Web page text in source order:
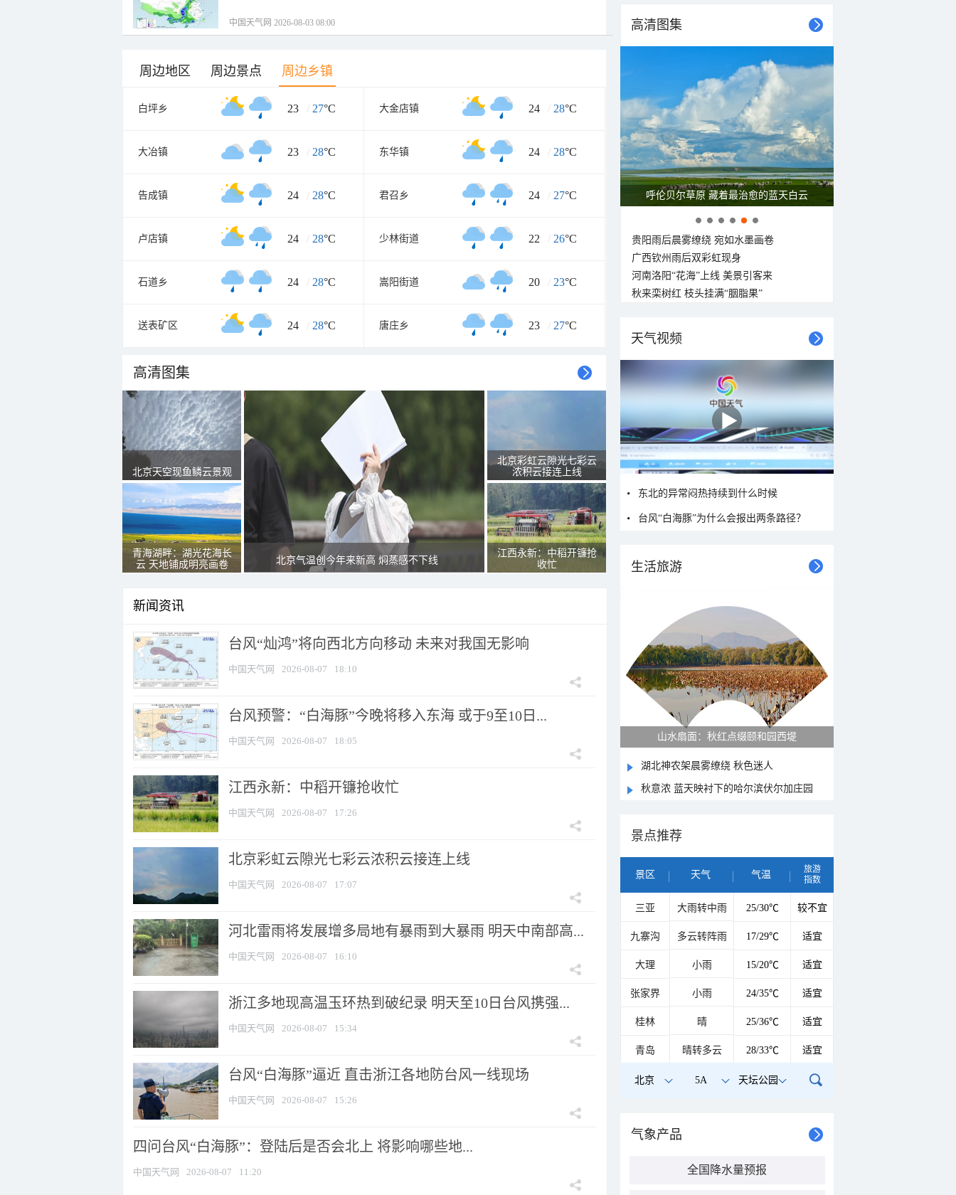
中国天气网 2026-08-03 08:00
周边地区 周边景点 周边乡镇
白坪乡 23 / 27°C 大金店镇 24 / 28°C
大冶镇 23 / 28°C 东华镇 24 / 28°C
告成镇 24 / 28°C 君召乡 24 / 27°C
卢店镇 24 / 28°C 少林街道 22 / 26°C
石道乡 24 / 28°C 嵩阳街道 20 / 23°C
送表矿区 24 / 28°C 唐庄乡 23 / 27°C
高清图集
北京天空现鱼鳞云景观
青海湖畔：湖光花海长
云 天地铺成明亮画卷
北京气温创今年来新高 焖蒸感不下线
北京彩虹云隙光七彩云
浓积云接连上线
江西永新：中稻开镰抢
收忙
新闻资讯
台风“灿鸿”将向西北方向移动 未来对我国无影响
中国天气网 2026-08-07 18:10
台风预警：“白海豚”今晚将移入东海 或于9至10日...
中国天气网 2026-08-07 18:05
江西永新：中稻开镰抢收忙
中国天气网 2026-08-07 17:26
北京彩虹云隙光七彩云浓积云接连上线
中国天气网 2026-08-07 17:07
河北雷雨将发展增多局地有暴雨到大暴雨 明天中南部高...
中国天气网 2026-08-07 16:10
浙江多地现高温玉环热到破纪录 明天至10日台风携强...
中国天气网 2026-08-07 15:34
台风“白海豚”逼近 直击浙江各地防台风一线现场
中国天气网 2026-08-07 15:26
四问台风“白海豚”：登陆后是否会北上 将影响哪些地...
中国天气网 2026-08-07 11:20
高清图集
呼伦贝尔草原 藏着最治愈的蓝天白云
贵阳雨后晨雾缭绕 宛如水墨画卷
广西钦州雨后双彩虹现身
河南洛阳“花海”上线 美景引客来
秋来栾树红 枝头挂满“胭脂果”
天气视频
东北的异常闷热持续到什么时候
台风“白海豚”为什么会报出两条路径？
生活旅游
山水扇面：秋红点缀颐和园西堤
湖北神农架晨雾缭绕 秋色迷人
秋意浓 蓝天映衬下的哈尔滨伏尔加庄园
景点推荐
景区 天气 气温
旅游
指数
三亚 大雨转中雨 25/30℃ 较不宜
九寨沟 多云转阵雨 17/29℃ 适宜
大理 小雨 15/20℃ 适宜
张家界 小雨 24/35℃ 适宜
桂林 晴 25/36℃ 适宜
青岛 晴转多云 28/33℃ 适宜
北京 5A 天坛公园
气象产品
全国降水量预报